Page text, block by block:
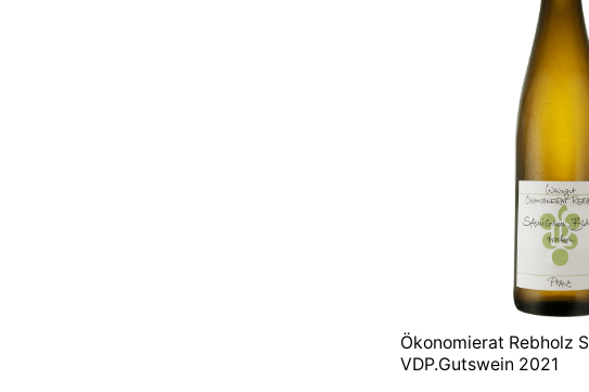
Ökonomierat Rebholz
VDP.Gutswein 2021